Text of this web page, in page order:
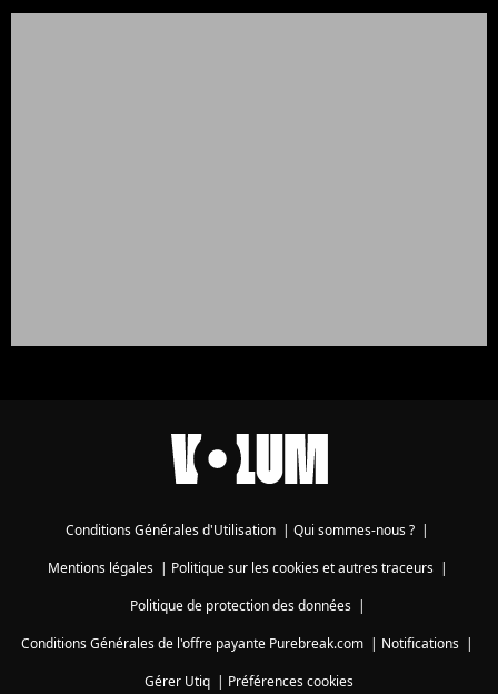
Conditions Générales d'Utilisation | Qui sommes-nous ? |
Mentions légales| Politique sur les cookies et autres traceurs|
Politique de protection des données|
Conditions Générales de l'offre payante Purebreak.com | Notifications |
Gérer Utiq | Préférences cookies